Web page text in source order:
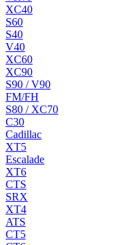
XC40
S60
S40
V40
XC60
XC90
S90 / V90
FM/FH
S80 / XC70
C30
Cadillac
XT5
Escalade
XT6
CTS
SRX
XT4
ATS
CT5